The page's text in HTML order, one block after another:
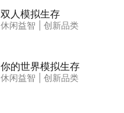
双人模拟生存
休闲益智 创新品类
你的世界模拟生存
休闲益智 创新品类